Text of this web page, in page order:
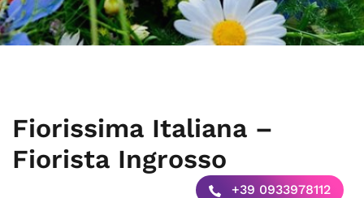
Fiorissima Italiana –
Fiorista Ingrosso
+39 0933978112